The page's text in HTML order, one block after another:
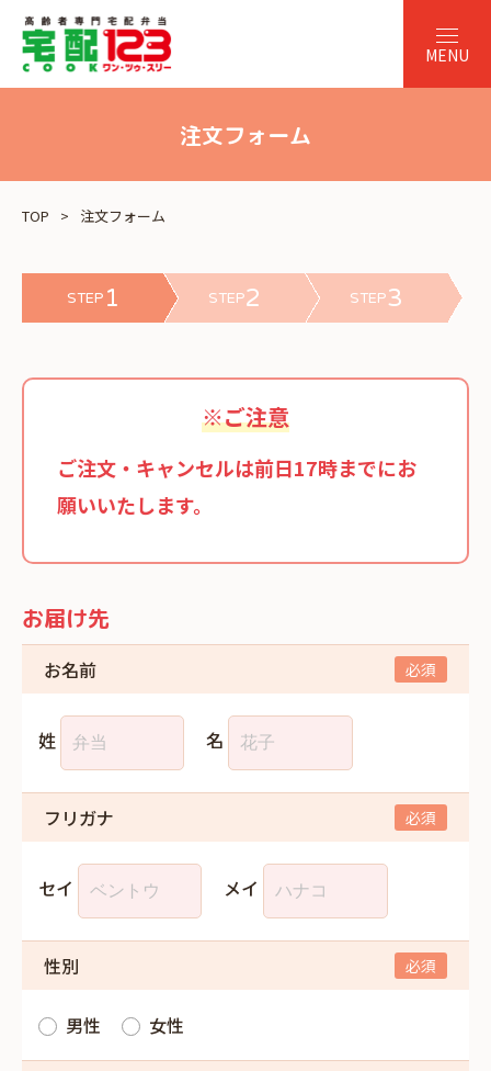
注文フォーム
TOP 注文フォーム
STEP 1 STEP2 STEP3
※ご注意
ご注文・キャンセルは前日17時までにお
願いいたします。
お届け先
お名前
姓 名
フリガナ
セイ メイ
性別
男性 女性